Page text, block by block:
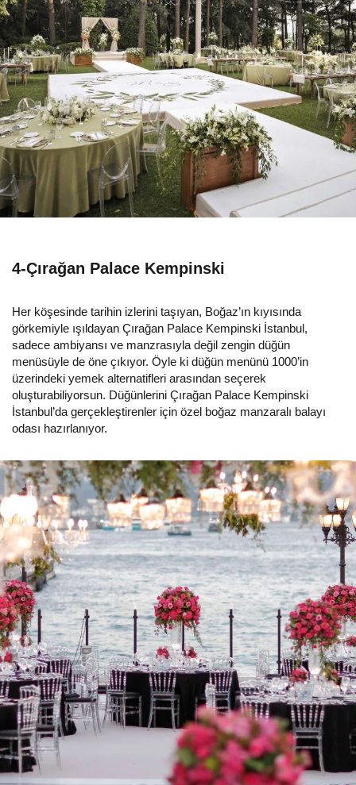
4-Çırağan Palace Kempinski
Her köşesinde tarihin izlerini taşıyan, Boğaz’ın kıyısında
görkemiyle ışıldayan Çırağan Palace Kempinski İstanbul,
sadece ambiyansı ve manzrasıyla değil zengin düğün
menüsüyle de öne çıkıyor. Öyle ki düğün menünü 1000’in
üzerindeki yemek alternatifleri arasından seçerek
oluşturabiliyorsun. Düğünlerini Çırağan Palace Kempinski
İstanbul’da gerçekleştirenler için özel boğaz manzaralı balayı
odası hazırlanıyor.